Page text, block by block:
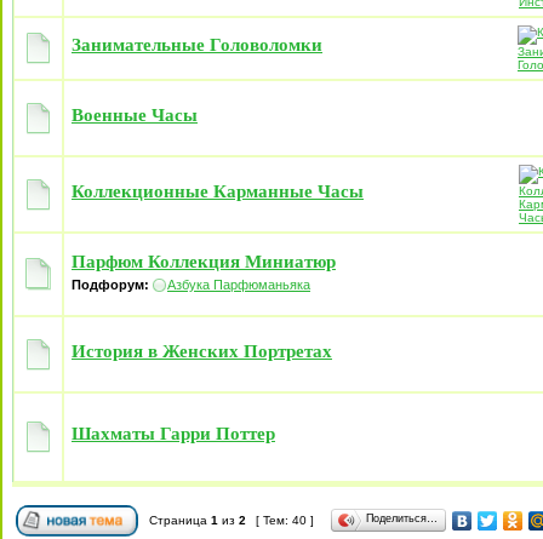
Занимательные Головоломки
Военные Часы
Коллекционные Карманные Часы
Парфюм Коллекция Миниатюр
Подфорум: Азбука Парфюманьяка
История в Женских Портретах
Шахматы Гарри Поттер
Страница 1 из 2 [ Тем: 40 ] Поделиться…